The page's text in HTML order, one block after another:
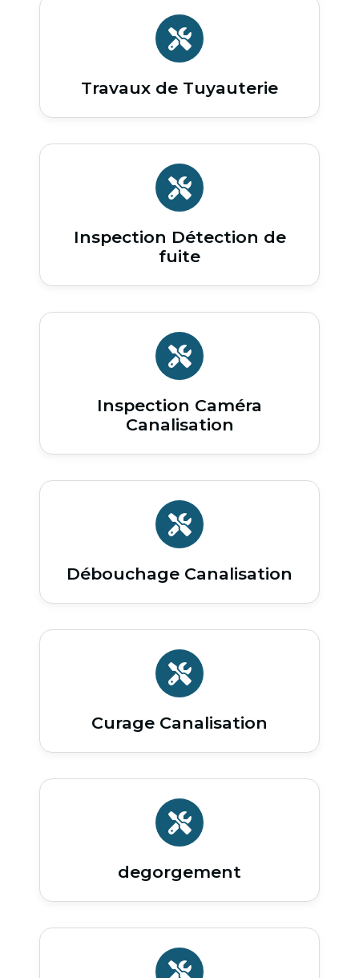
Travaux de Tuyauterie
Inspection Détection de
fuite
Inspection Caméra
Canalisation
Débouchage Canalisation
Curage Canalisation
degorgement